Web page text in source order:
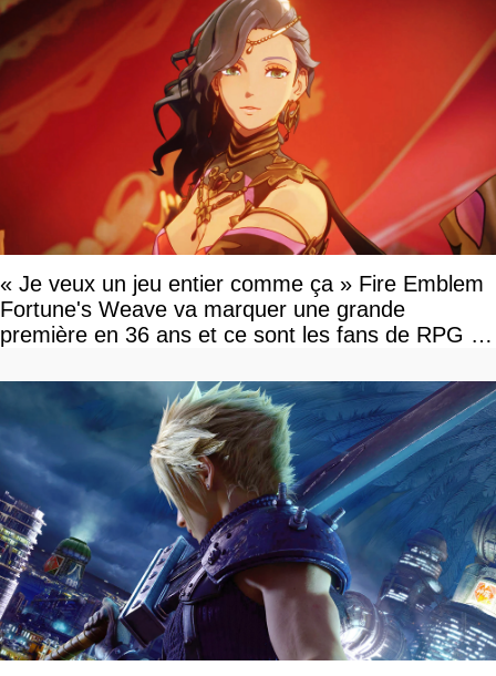
« Je veux un jeu entier comme ça » Fire Emblem
Fortune's Weave va marquer une grande
première en 36 ans et ce sont les fans de RPG en